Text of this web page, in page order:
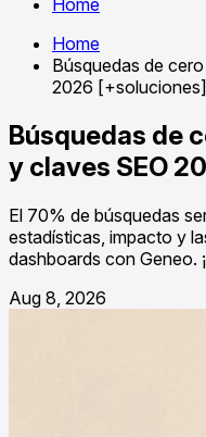
Home
Home
Búsquedas de
2026 [+soluciones]
Búsquedas de
y claves SEO
El 70% de búsquedas
estadísticas, impacto y
dashboards con Geneo.
Aug 8, 2026